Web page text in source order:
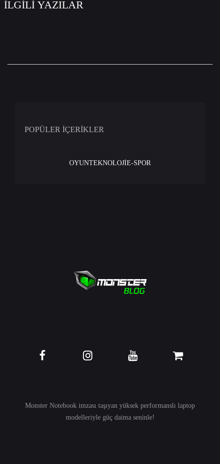
İLGİLİ YAZILAR
POPÜLER İÇERİKLER
OYUNTEKNOLOJİE-SPOR
Monster Notebook imzası taşıyan yüksek performanslı laptop
modelleriyle güç daima seninle!